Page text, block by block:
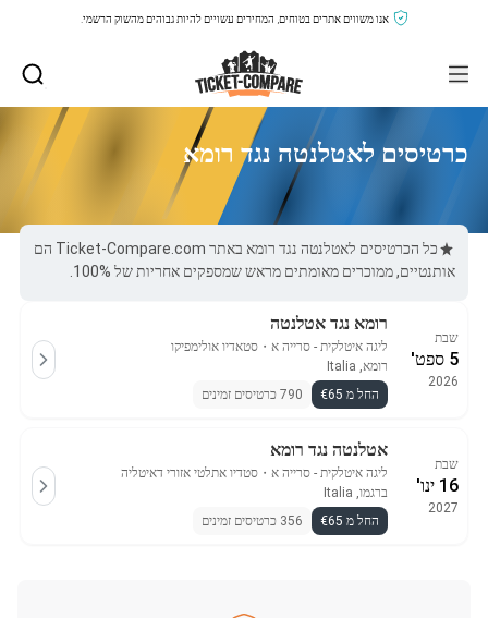
אנו משווים אתרים בטוחים, המחירים עשויים להיות גבוהים מהשוק הרשמי.
כרטיסים לאטלנטה נגד רומא
כל הכרטיסים לאטלנטה נגד רומא באתר Ticket-Compare.com הם
אותנטיים, ממוכרים מאומתים מראש שמספקים אחריות של 100%.
שבת
5 ספט'
2026
רומא נגד אטלנטה
ליגה איטלקית - סרייה א ・ סטאדיו אולימפיקו
רומא, Italia
החל מ €65
790 כרטיסים זמינים
שבת
16 ינו'
2027
אטלנטה נגד רומא
ליגה איטלקית - סרייה א ・ סטדיו אתלטי אזורי דאיטליה
ברגמו, Italia
החל מ €65
356 כרטיסים זמינים